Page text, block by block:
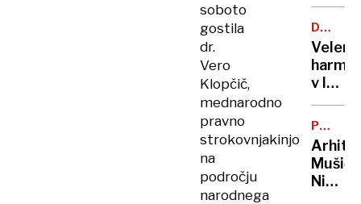
soboto
gostila
dr.
Vero
Klopčič,
mednarodno
pravno
strokovnjakinjo
na
področju
narodnega
s
pasom
zadavil
ženo
v lov
na
nov
rekord
CENTER
Mušič:
Nikoli